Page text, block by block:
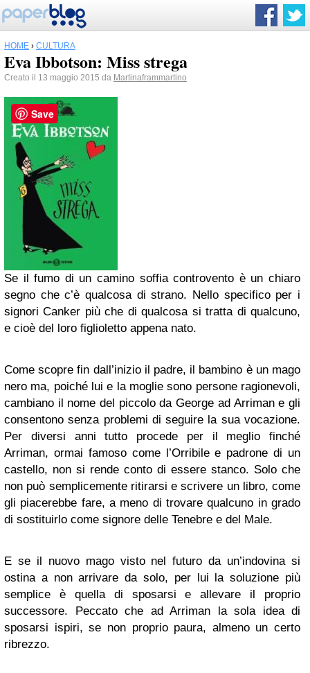
HOME › CULTURA
Eva Ibbotson: Miss strega
Creato il 13 maggio 2015 da Martinaframmartino
Se il fumo di un camino soffia controvento è un chiaro
segno che c’è qualcosa di strano. Nello specifico per i
signori Canker più che di qualcosa si tratta di qualcuno,
e cioè del loro figlioletto appena nato.
Come scopre fin dall’inizio il padre, il bambino è un mago
nero ma, poiché lui e la moglie sono persone ragionevoli,
cambiano il nome del piccolo da George ad Arriman e gli
consentono senza problemi di seguire la sua vocazione.
Per diversi anni tutto procede per il meglio finché
Arriman, ormai famoso come l’Orribile e padrone di un
castello, non si rende conto di essere stanco. Solo che
non può semplicemente ritirarsi e scrivere un libro, come
gli piacerebbe fare, a meno di trovare qualcuno in grado
di sostituirlo come signore delle Tenebre e del Male.
E se il nuovo mago visto nel futuro da un’indovina si
ostina a non arrivare da solo, per lui la soluzione più
semplice è quella di sposarsi e allevare il proprio
successore. Peccato che ad Arriman la sola idea di
sposarsi ispiri, se non proprio paura, almeno un certo
ribrezzo.
Save